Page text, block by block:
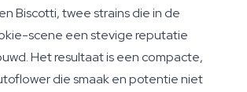
Biscotti, twee strains die in de
scene een stevige reputatie
Het resultaat is een compacte,
die smaak en potentie niet